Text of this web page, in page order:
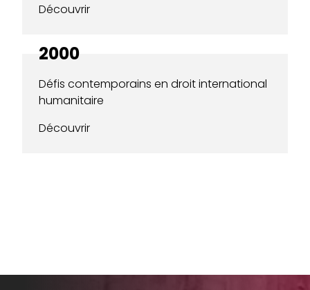
Découvrir
2000
Défis contemporains en droit international
humanitaire
Découvrir